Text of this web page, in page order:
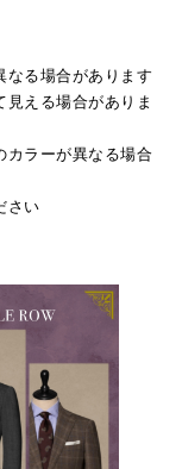
なる場合があります
見える場合がありま
ラーが異なる場合
さい